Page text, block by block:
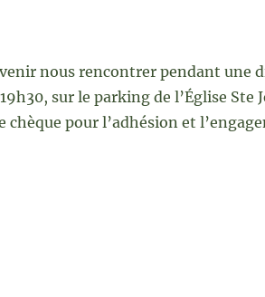
nous rencontrer pendant
sur le parking de l’Église Ste
chèque pour l’adhésion et